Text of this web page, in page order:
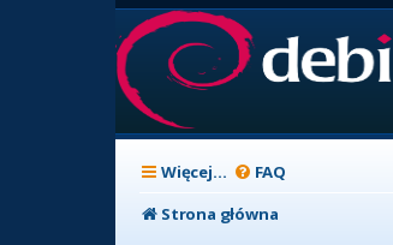
Więcej… FAQ
Strona główna